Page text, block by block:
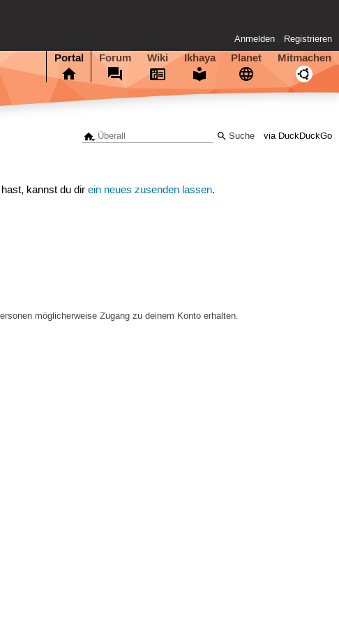
Anmelden Registrieren
Portal Forum Wiki Ikhaya Planet Mitmachen
via DuckDuckGo
kannst du direin neues zusenden lassen.
möglicherweise Zugang zu deinem Konto erhalten.